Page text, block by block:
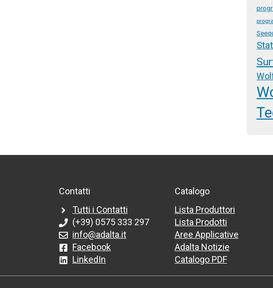
Contatti
Tutti i Contatti
(+39) 0575 333 297
info@adalta.it
Facebook
LinkedIn
Catalogo
Lista Produttori
Lista Prodotti
Aree Applicative
Adalta Notizie
Catalogo PDF